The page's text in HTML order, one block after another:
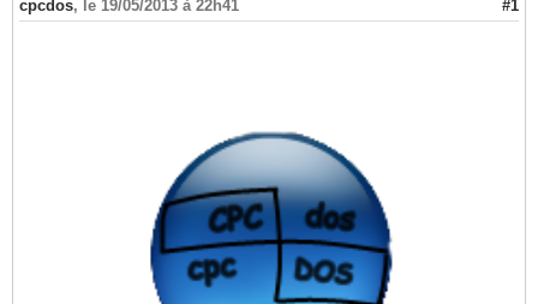
cpcdos, le 19/05/2013 à 22h41 #1